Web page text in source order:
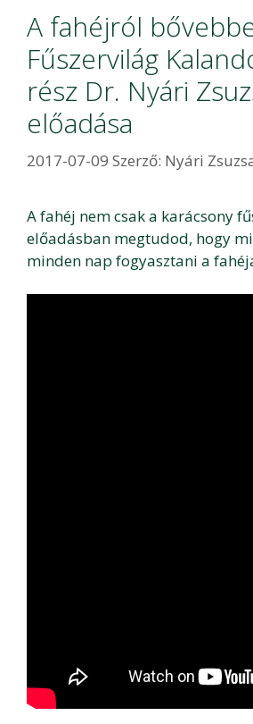
A fahéjról
Fűszervilág
rész Dr. Nyári
előadása
2017-07-09 Szerző: Nyári
A fahéj nem csak a karácsony
előadásban megtudod, hogy
minden nap fogyasztani a